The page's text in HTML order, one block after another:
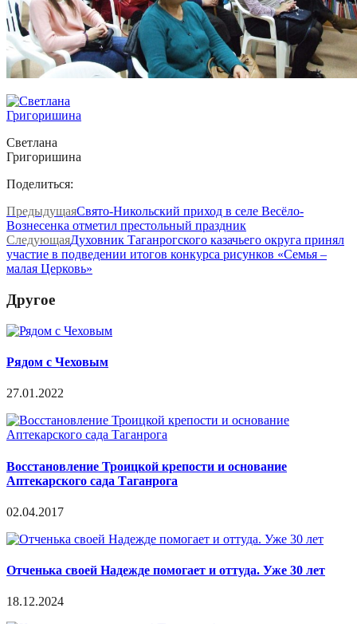
Светлана
Григоришина
Поделиться:
ПредыдущаяСвято-Никольский приход в селе Весёло-
Вознесенка отметил престольный праздник
СледующаяДуховник Таганрогского казачьего округа принял
участие в подведении итогов конкурса рисунков «Семья –
малая Церковь»
Другое
Рядом с Чеховым
27.01.2022
Восстановление Троицкой крепости и основание
Аптекарского сада Таганрога
02.04.2017
Отченька своей Надежде помогает и оттуда. Уже 30 лет
18.12.2024